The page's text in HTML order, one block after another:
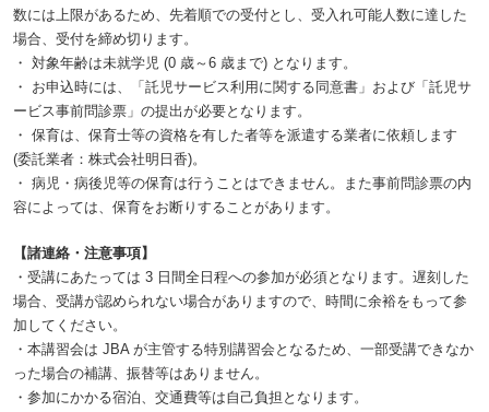
数には上限があるため、先着順での受付とし、受入れ可能人数に達した
場合、受付を締め切ります。
・ 対象年齢は未就学児 (0 歳～6 歳まで) となります。
・ お申込時には、「託児サービス利用に関する同意書」および「託児サ
ービス事前問診票」の提出が必要となります。
・ 保育は、保育士等の資格を有した者等を派遣する業者に依頼します
(委託業者：株式会社明日香)。
・ 病児・病後児等の保育は行うことはできません。また事前問診票の内
容によっては、保育をお断りすることがあります。
【諸連絡・注意事項】
・受講にあたっては 3 日間全日程への参加が必須となります。遅刻した
場合、受講が認められない場合がありますので、時間に余裕をもって参
加してください。
・本講習会は JBA が主管する特別講習会となるため、一部受講できなか
った場合の補講、振替等はありません。
・参加にかかる宿泊、交通費等は自己負担となります。